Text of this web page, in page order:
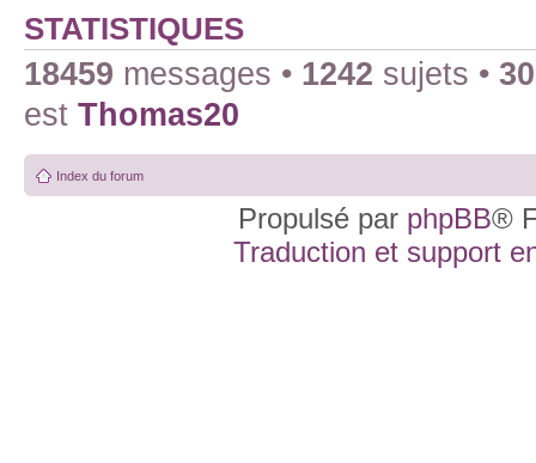
STATISTIQUES
18459 messages • 1242 sujets •
est Thomas20
Index du forum
Propulsé par phpBB®
Traduction et support